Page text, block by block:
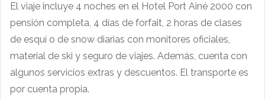
El viaje incluye 4 noches en el Hotel Port Ainé 2000 con
pensión completa, 4 días de forfait, 2 horas de clases
de esquí o de snow diarias con monitores oficiales,
material de ski y seguro de viajes. Además, cuenta con
algunos servicios extras y descuentos. El transporte es
por cuenta propia.